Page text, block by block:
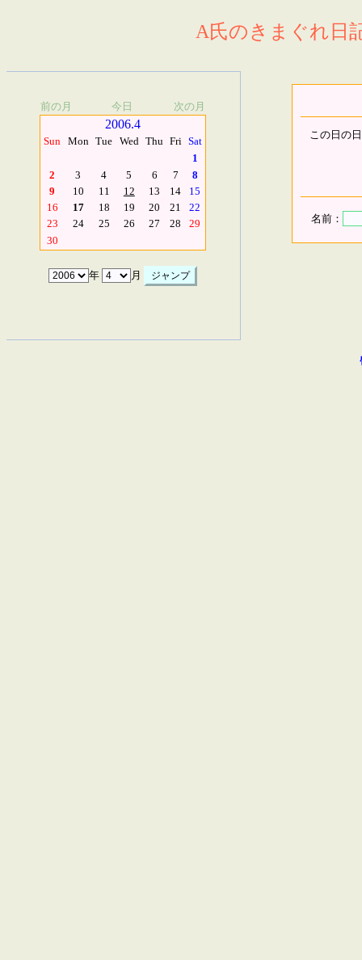
A氏のきまぐれ日
前の月 今日 次の月
2006.4
Sun Mon Tue Wed Thu Fri Sat
1
2
3 4 5 6 7
8
9
10 11 12 13 14
15
16
17 18 19 20 21
22
23
24 25 26 27 28
29
30
年 月
この日の
名前：